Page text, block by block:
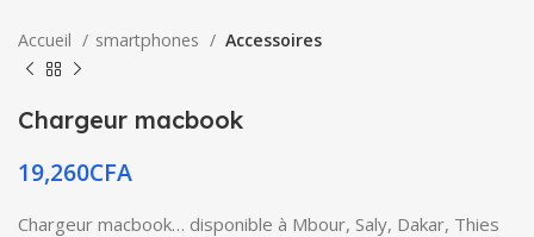
Accueil smartphones Accessoires
Chargeur macbook
19,260CFA
Chargeur macbook… disponible à Mbour, Saly, Dakar, Thies